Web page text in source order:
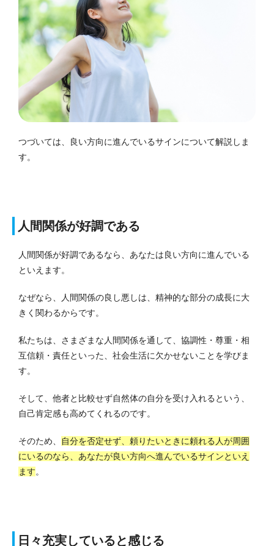
つづいては、良い方向に進んでいるサインについて解説しま
す。
人間関係が好調である
人間関係が好調であるなら、あなたは良い方向に進んでいる
といえます。
なぜなら、人間関係の良し悪しは、精神的な部分の成長に大
きく関わるからです。
私たちは、さまざまな人間関係を通して、協調性・尊重・相
互信頼・責任といった、社会生活に欠かせないことを学びま
す。
そして、他者と比較せず自然体の自分を受け入れるという、
自己肯定感も高めてくれるのです。
そのため、
自分を否定せず、頼りたいときに頼れる人が周囲
にいるのなら、あなたが良い方向へ進んでいるサインといえ
ます。
日々充実していると感じる